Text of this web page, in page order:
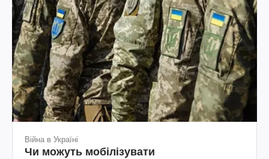
Війна в Україні
Чи можуть мобілізувати